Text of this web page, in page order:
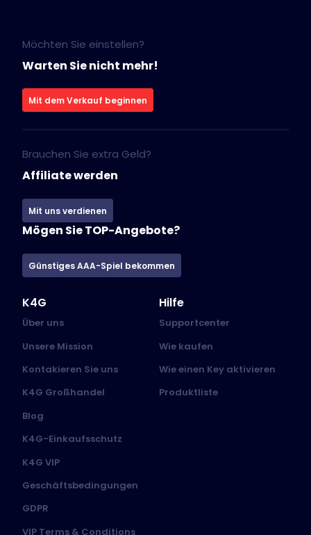
Möchten Sie einstellen?
Warten Sie nicht mehr!
Mit dem Verkauf beginnen
Brauchen Sie extra Geld?
Affiliate werden
Mit uns verdienen
Mögen Sie TOP-Angebote?
Günstiges AAA-Spiel bekommen
K4G
Über uns
Unsere Mission
Kontakieren Sie uns
K4G Großhandel
Blog
K4G-Einkaufsschutz
K4G VIP
Geschäftsbedingungen
GDPR
VIP Terms & Conditions
Hilfe
Supportcenter
Wie kaufen
Wie einen Key aktivieren
Produktliste